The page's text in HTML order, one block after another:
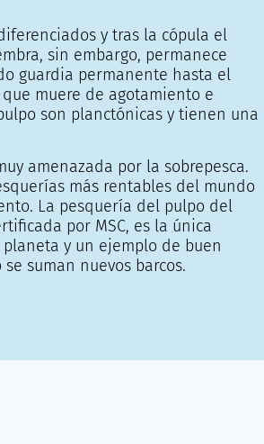
y tras la cópula el
sin embargo, permanece
guardia permanente hasta el
muere de agotamiento e
son planctónicas y tienen una
amenazada por la sobrepesca.
más rentables del mundo
La pesquería del pulpo del
por MSC, es la única
y un ejemplo de buen
suman nuevos barcos.